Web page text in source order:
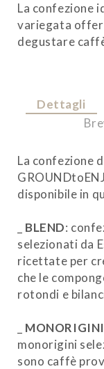
La confezione
variegata
degustare
Dettagli
La confezione
disponibile in
BLEND:
selezionati da
ricettate per
che le
rotondi e
MONORIGINI
monorigini
sono caffè